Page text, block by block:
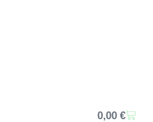
0,00€Carrito